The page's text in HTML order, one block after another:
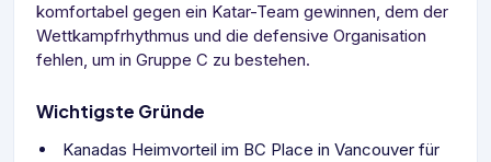
komfortabel gegen ein Katar-Team gewinnen, dem der
Wettkampfrhythmus und die defensive Organisation
fehlen, um in Gruppe C zu bestehen.
Wichtigste Gründe
Kanadas Heimvorteil im BC Place in Vancouver für